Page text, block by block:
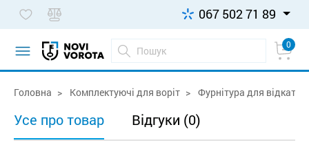
067 502 71 89
0
Головна Комплектуючі для воріт Фурнітура для
Усе про товар Відгуки (0)